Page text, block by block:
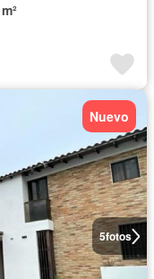
5fotos
Nuevo